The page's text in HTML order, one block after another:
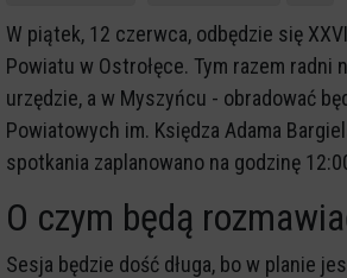
W piątek, 12 czerwca, odbędzie się
Powiatu w Ostrołęce. Tym razem radni
urzędzie, a w Myszyńcu - obradować
Powiatowych im. Księdza Adama
spotkania zaplanowano na godzinę
O czym będą
Sesja będzie dość długa, bo w planie